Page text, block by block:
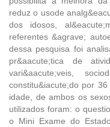
reduz o usode
dos idosos,
referentes &agrave;
dessa pesquisa foi
pr&aacute;tica de
vari&aacute;veis,
constitu&iacute;do por
idade, de ambos os
utilizados foram: o
o Mini Exame do